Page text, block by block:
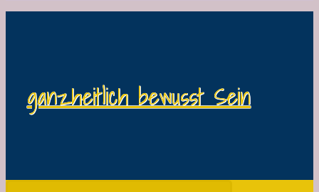
ganzheitlich bewusst Sein